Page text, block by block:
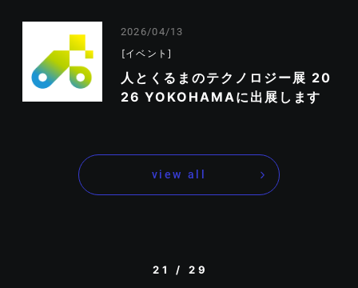
2026/04/13
イベント
人とくるまのテクノロジー展 20
26 YOKOHAMAに出展します
view all
21 / 29